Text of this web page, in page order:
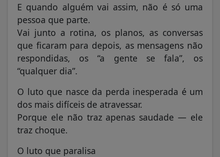
E quando alguém vai assim, não é só uma
pessoa que parte.
Vai junto a rotina, os planos, as conversas
que ficaram para depois, as mensagens não
respondidas, os “a gente se fala”, os
“qualquer dia”.
O luto que nasce da perda inesperada é um
dos mais difíceis de atravessar.
Porque ele não traz apenas saudade — ele
traz choque.
O luto que paralisa